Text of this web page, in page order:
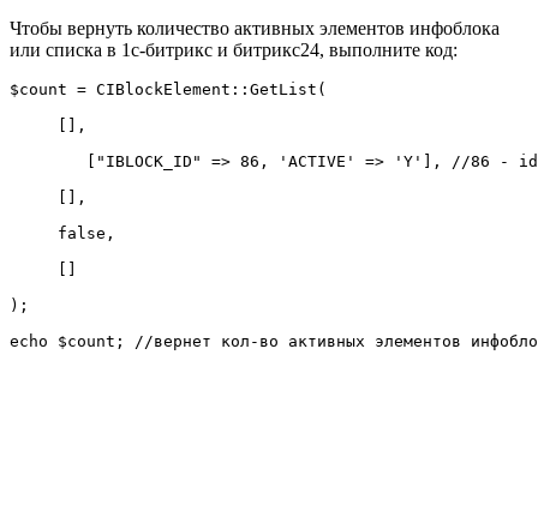
Чтобы вернуть количество активных элементов инфоблока
или списка в 1с-битрикс и битрикс24, выполните код: